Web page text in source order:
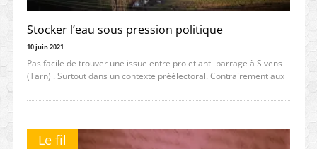
Stocker l’eau sous pression politique
10 juin 2021 |
Pas facile de trouver une issue entre pro et anti-barrage à Sivens
(Tarn) . Surtout dans un contexte préélectoral. Contrairement aux
Le fil